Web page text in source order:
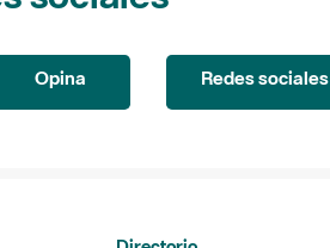
Opina Redes sociales